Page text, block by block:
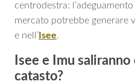
centrodestra:
mercato potrebbe generare
e nell’ Isee.
Isee e Imu
catasto?